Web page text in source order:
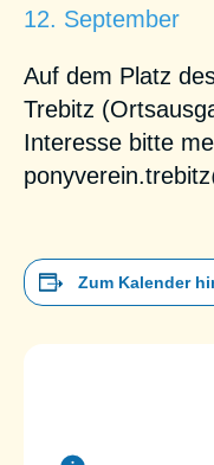
12. September
Auf dem Platz
Trebitz
Interesse bitte
Zum Kalender